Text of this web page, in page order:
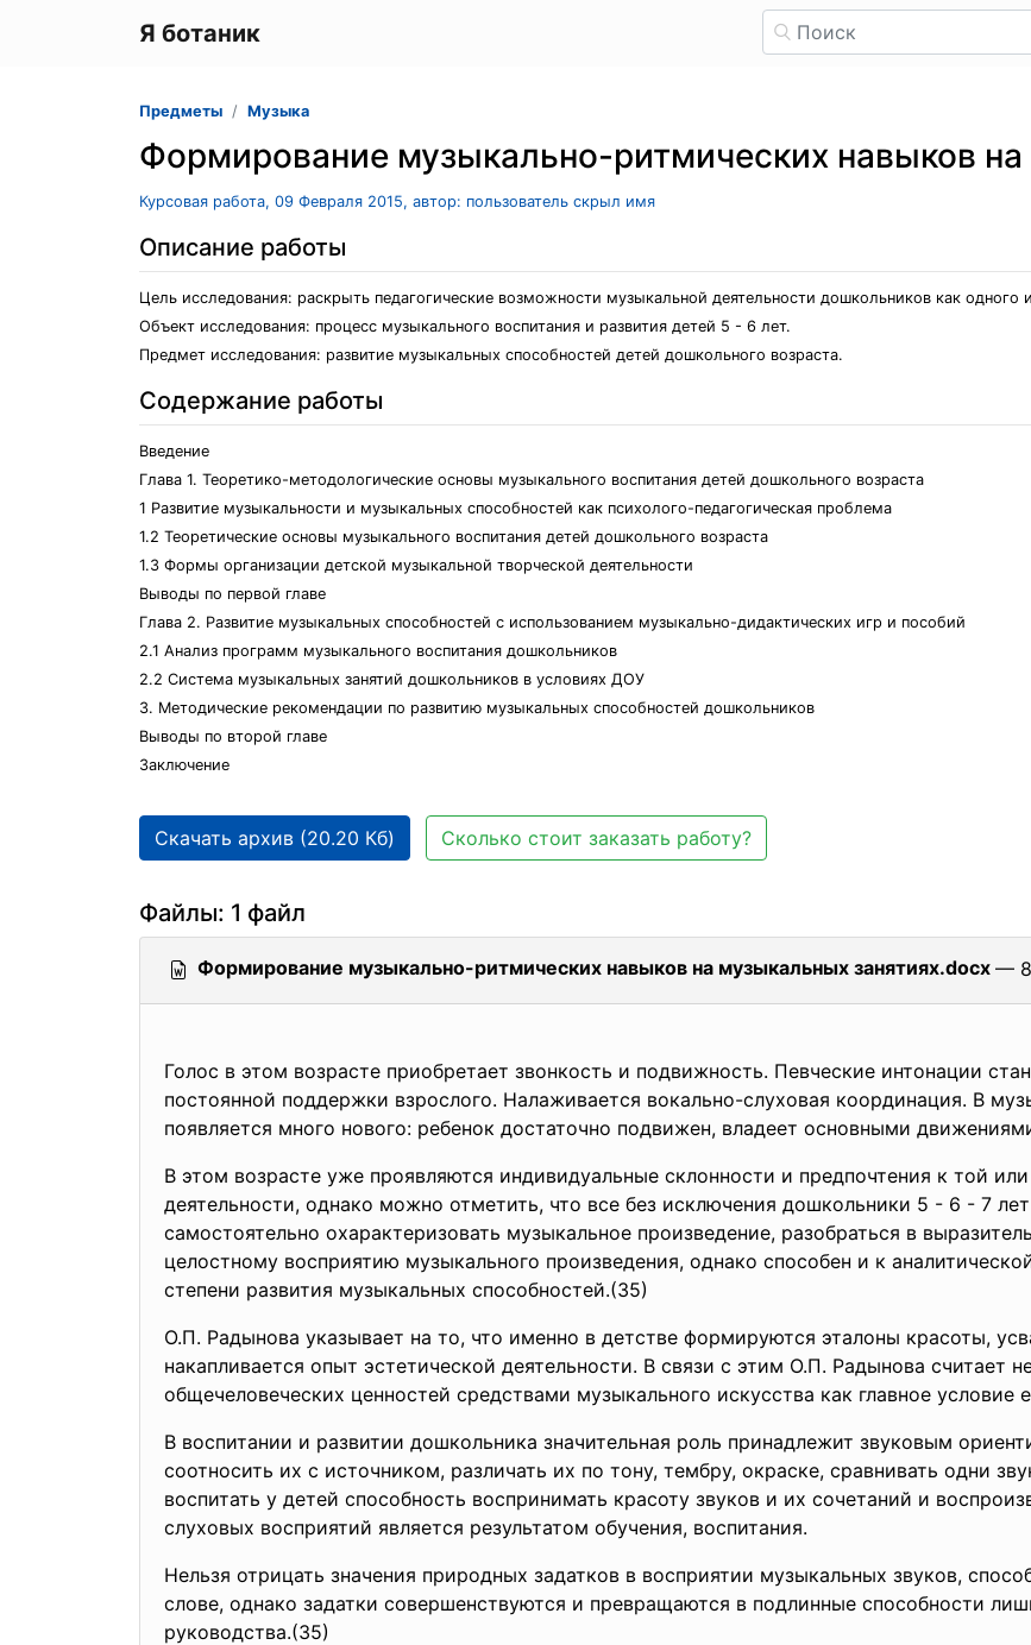
Я ботаник
Предметы Музыка
Формирование музыкально-ритмических навыков
Курсовая работа, 09 Февраля 2015, автор: пользователь скрыл имя
Описание работы
Цель исследования: раскрыть педагогические возможности музыкальной деятельности дошкольников как одного
Объект исследования: процесс музыкального воспитания и развития детей 5 - 6 лет.
Предмет исследования: развитие музыкальных способностей детей дошкольного возраста.
Содержание работы
Введение
Глава 1. Теоретико-методологические основы музыкального воспитания детей дошкольного возраста
1 Развитие музыкальности и музыкальных способностей как психолого-педагогическая проблема
1.2 Теоретические основы музыкального воспитания детей дошкольного возраста
1.3 Формы организации детской музыкальной творческой деятельности
Выводы по первой главе
Глава 2. Развитие музыкальных способностей с использованием музыкально-дидактических игр и пособий
2.1 Анализ программ музыкального воспитания дошкольников
2.2 Система музыкальных занятий дошкольников в условиях ДОУ
3. Методические рекомендации по развитию музыкальных способностей дошкольников
Выводы по второй главе
Заключение
Скачать архив (20.20 Кб) Сколько стоит заказать работу?
Файлы: 1 файл
Формирование музыкально-ритмических навыков на музыкальных занятиях.docx —
Голос в этом возрасте приобретает звонкость и подвижность. Певческие интонации
постоянной поддержки взрослого. Налаживается вокально-слуховая координация. В
появляется много нового: ребенок достаточно подвижен, владеет основными
В этом возрасте уже проявляются индивидуальные склонности и предпочтения к той
деятельности, однако можно отметить, что все без исключения дошкольники 5 - 6 - 7
самостоятельно охарактеризовать музыкальное произведение, разобраться в
целостному восприятию музыкального произведения, однако способен и к
степени развития музыкальных способностей.(35)
О.П. Радынова указывает на то, что именно в детстве формируются эталоны красоты,
накапливается опыт эстетической деятельности. В связи с этим О.П. Радынова
общечеловеческих ценностей средствами музыкального искусства как главное условие
В воспитании и развитии дошкольника значительная роль принадлежит звуковым
соотносить их с источником, различать их по тону, тембру, окраске, сравнивать одни
воспитать у детей способность воспринимать красоту звуков и их сочетаний и
слуховых восприятий является результатом обучения, воспитания.
Нельзя отрицать значения природных задатков в восприятии музыкальных звуков,
слове, однако задатки совершенствуются и превращаются в подлинные способности
руководства.(35)